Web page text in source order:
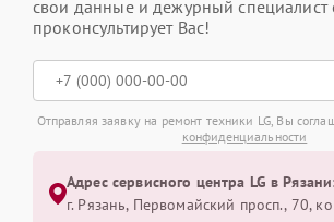
свои данные и дежурный специалист
проконсультирует Вас!
Отправляя заявку на ремонт техники LG, Вы
конфиденциальности
Адрес сервисного центра LG в
г. Рязань, Первомайский просп., 70,